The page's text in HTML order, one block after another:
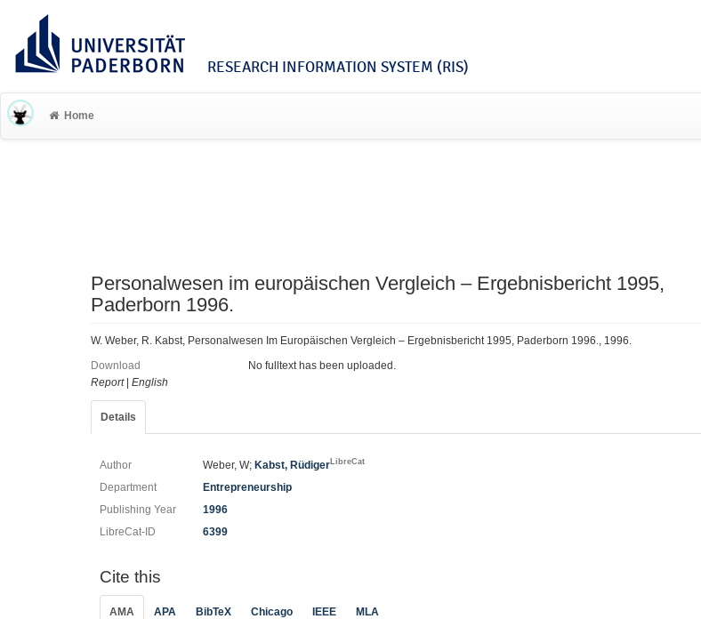
RESEARCH INFORMATION SYSTEM (RIS)
Home
Personalwesen im europäischen Vergleich – Ergebnisbericht 1995,
Paderborn 1996.
W. Weber, R. Kabst, Personalwesen Im Europäischen Vergleich – Ergebnisbericht 1995, Paderborn 1996., 1996.
Download
No fulltext has been uploaded.
Report| English
Details
Author Weber, W; Kabst, RüdigerLibreCat
Department
Entrepreneurship
Publishing Year
1996
LibreCat-ID
6399
Cite this
AMA APA BibTeX Chicago IEEE MLA